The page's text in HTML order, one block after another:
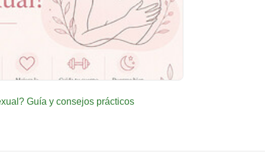
Guía y consejos prácticos